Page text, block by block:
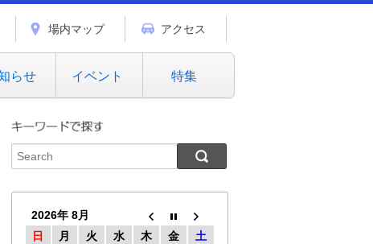
場内マップ アクセス
らせ イベント 特集
2026年 8月
日
月 火 水 木 金
土